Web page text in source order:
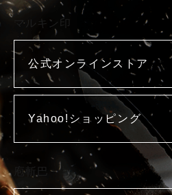
マルキン印
公式オンラインストア
Yahoo!ショッピング
庖斬巴